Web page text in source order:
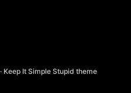
· Keep It Simple Stupid theme